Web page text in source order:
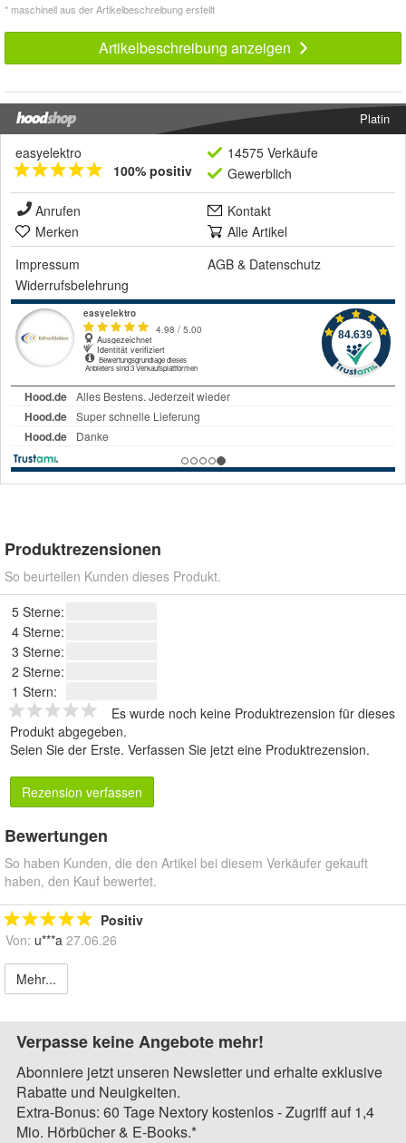
* maschinell aus der Artikelbeschreibung erstellt
Artikelbeschreibung anzeigen
Platin
easyelektro
100% positiv
14575 Verkäufe
Gewerblich
Anrufen
Kontakt
Merken
Alle Artikel
Impressum
AGB & Datenschutz
Widerrufsbelehrung
Produktrezensionen
So beurteilen Kunden dieses Produkt.
5 Sterne:
4 Sterne:
3 Sterne:
2 Sterne:
1 Stern:
Es wurde noch keine Produktrezension für dieses
Produkt abgegeben.
Seien Sie der Erste. Verfassen Sie jetzt eine Produktrezension.
Rezension verfassen
Bewertungen
So haben Kunden, die den Artikel bei diesem Verkäufer gekauft
haben, den Kauf bewertet.
Positiv
Von: u***a 27.06.26
Mehr...
Verpasse keine Angebote mehr!
Abonniere jetzt unseren Newsletter und erhalte exklusive
Rabatte und Neuigkeiten.
Extra-Bonus: 60 Tage Nextory kostenlos - Zugriff auf 1,4
Mio. Hörbücher & E-Books.*